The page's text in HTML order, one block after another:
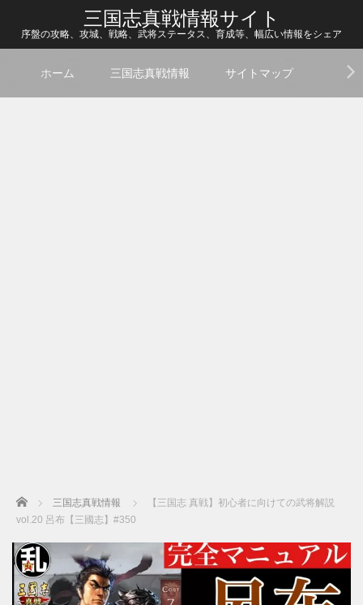
三国志真戦情報サイト
序盤の攻略、攻城、戦略、武将ステータス、育成等、幅広い情報をシェア
ホーム 三国志真戦情報 サイトマップ
Home 三国志真戦情報
【三国志 真戦】初心者に向けての武将解説
vol.20 呂布【三國志】#350